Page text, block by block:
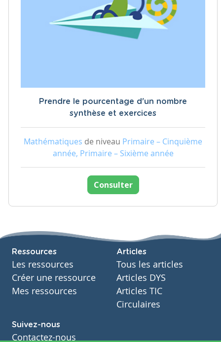
Prendre le pourcentage d'un nombre
synthèse et exercices
Mathématiques de niveau Primaire – Cinquième
année, Primaire – Sixième année
Consulter
Ressources
Les ressources
Créer une ressource
Mes ressources
Articles
Tous les articles
Articles DYS
Articles TIC
Circulaires
Suivez-nous
Contactez-nous